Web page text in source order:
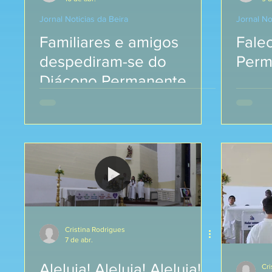
Jornal Noticias da Beira
Familiares e amigos
despediram-se do
Diácono Permanente
Jornal
Cristina Rodrigues
7 de abr.